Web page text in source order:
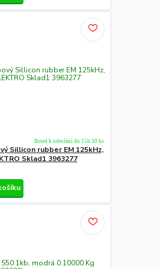
Sillicon rubber EM 125kHz,
Sklad1 3963277
Ihned k odeslání do 15h 30 ks